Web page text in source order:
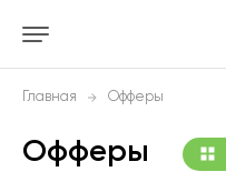
Главная Офферы
Офферы